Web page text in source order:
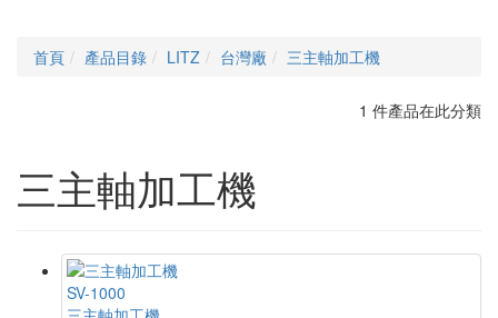
首頁 產品目錄 LITZ 台灣廠 三主軸加工機
1 件產品在此分類
三主軸加工機
SV-1000